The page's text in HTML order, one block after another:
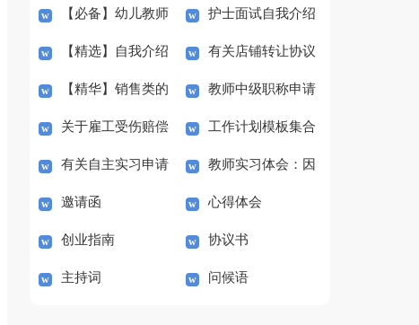
【必备】幼儿教师
培训总结集合5篇
护士面试自我介绍
(汇编15篇)
【精选】自我介绍
的作文300字集锦八篇
有关店铺转让协议
书3篇
【精华】销售类的
实习报告锦集六篇
教师中级职称申请
书
关于雇工受伤赔偿
协议书范本（精选3
篇）
工作计划模板集合
七篇
有关自主实习申请
书3篇
教师实习体会：因
材施教
邀请函 心得体会
创业指南 协议书
主持词 问候语